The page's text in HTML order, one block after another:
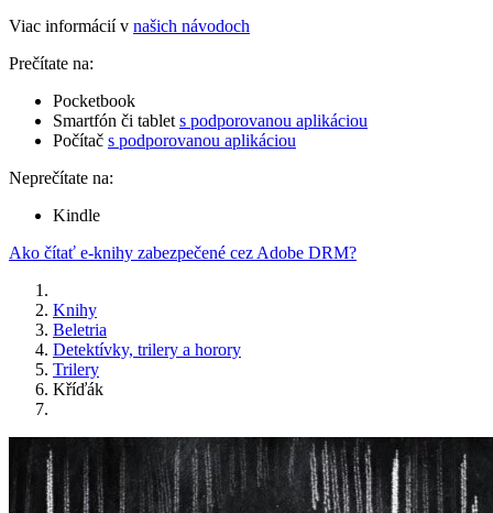
Viac informácií v našich návodoch
Prečítate na:
Pocketbook
Smartfón či tablet s podporovanou aplikáciou
Počítač s podporovanou aplikáciou
Neprečítate na:
Kindle
Ako čítať e-knihy zabezpečené cez Adobe DRM?
Knihy
Beletria
Detektívky, trilery a horory
Trilery
Kříďák